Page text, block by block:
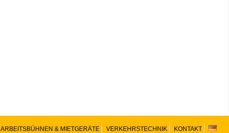
ARBEITSBÜHNEN & MIETGERÄTE VERKEHRSTECHNIK KONTAKT